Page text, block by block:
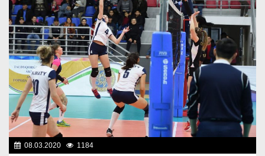
08.03.2020 1184